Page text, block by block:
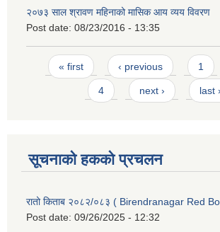
२०७३ साल श्रावण महिनाको मासिक आय व्यय विवरण
Post date: 08/23/2016 - 13:35
Pages
« first ‹ previous 1
4 next › last
सूचनाको हकको प्रचलन
रातो किताब २०८२/०८३ ( Birendranagar Red
Post date: 09/26/2025 - 12:32